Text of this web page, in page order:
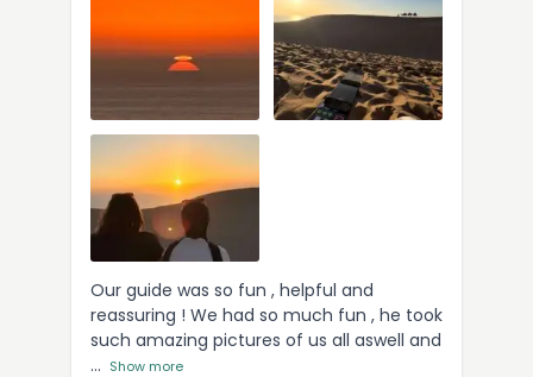
Our guide was so fun , helpful and
reassuring ! We had so much fun , he took
such amazing pictures of us all aswell and
Show more